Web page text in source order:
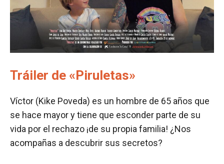
Tráiler de «Piruletas»
Víctor (Kike Poveda) es un hombre de 65 años que
se hace mayor y tiene que esconder parte de su
vida por el rechazo ¡de su propia familia! ¿Nos
acompañas a descubrir sus secretos?